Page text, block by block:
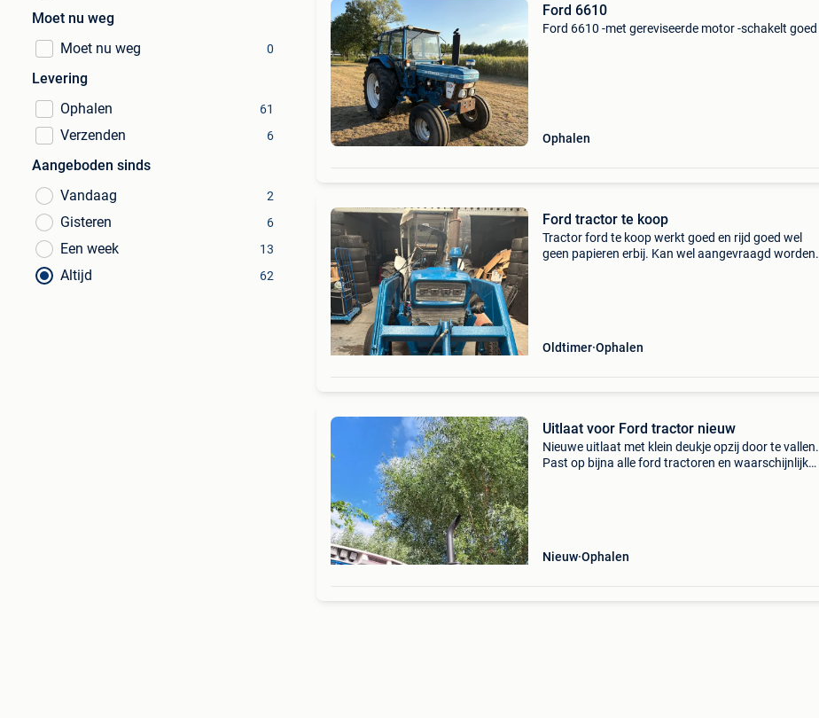
Moet nu weg
Moet nu weg
0
Levering
Ophalen
61
Verzenden 6
Aangeboden sinds
Vandaag
2
Gisteren 6
Een week 13
Altijd 62
Ford 6610
Ford 6610 -met gereviseerde motor -schakelt goed
Ophalen
Ford tractor te koop
Tractor ford te koop werkt goed en rijd goed wel
geen papieren erbij. Kan wel aangevraagd worden
Oldtimer Ophalen
Uitlaat voor Ford tractor nieuw
Nieuwe uitlaat met klein deukje opzij door te vallen.
Past op bijna alle ford tractoren en waarschijnlijk
Nieuw Ophalen